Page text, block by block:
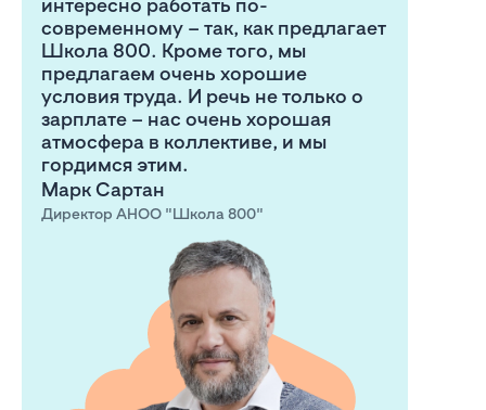
современному – так, как предлагает
Школа 800. Кроме того, мы
предлагаем очень хорошие
условия труда. И речь не только о
зарплате – нас очень хорошая
атмосфера в коллективе, и мы
гордимся этим.
Марк Сартан
Директор АНОО "Школа 800"